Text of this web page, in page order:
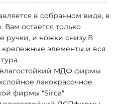
в собранном виде, в
Вам остается только
ручки, и ножки снизу.В
элементы и вся
влагостойкий МДФ фирмы
лакокрасочное
фирмы "Sirca"